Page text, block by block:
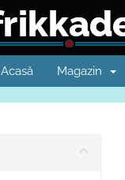
Acasă Magazin